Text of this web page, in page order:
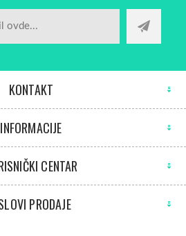
KONTAKT
INFORMACIJE
CENTAR
PRODAJE